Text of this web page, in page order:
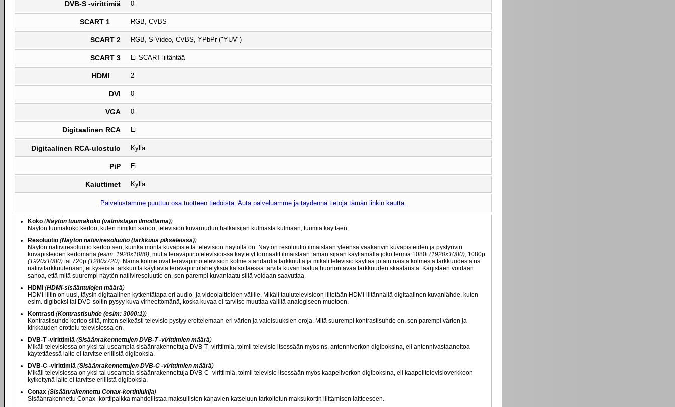
DVB-S -virittimiä 0
SCART 1 RGB, CVBS
SCART 2 RGB, S-Video, CVBS, YPbPr ("YUV")
SCART 3 Ei SCART-liitäntää
HDMI 2
DVI 0
VGA 0
Digitaalinen RCA Ei
Digitaalinen RCA-ulostulo Kyllä
PiP Ei
Kaiuttimet Kyllä
Palvelustamme puuttuu osa tuotteen tiedoista. Auta palveluamme ja täydennä tietoja tämän linkin kautta.
Koko (Näytön tuumakoko (valmistajan ilmoittama))
Näytön tuumakoko kertoo, kuten nimikin sanoo, television kuvaruudun halkaisijan kulmasta kulmaan, tuumia käyttäen.
Resoluutio (Näytön natiiviresoluutio (tarkkuus pikseleissä))
Näytön natiiviresoluutio kertoo sen, kuinka monta kuvapistettä television näytöllä on. Näytön resoluutio ilmaistaan yleensä vaakarivin kuvapisteiden ja pystyrivin
kuvapisteiden kertomana (esim. 1920x1080), mutta teräväpiirtotelevisioissa käytetyt formaatit ilmaistaan tämän sijaan käyttämällä joko termiä 1080i (1920x1080), 1080p
(1920x1080) tai 720p (1280x720). Nämä kolme ovat teräväpiirtotelevision kolme standardia tarkkuutta ja mikäli televisio käyttää jotain näistä kolmesta tarkkuudesta ns.
natiivitarkkuutenaan, ei kyseistä tarkkuutta käyttäviä teräväpiirtolähetyksiä katsottaessa tarvita kuvan laatua huonontavaa tarkkuuden skaalausta. Kärjistäen voidaan
sanoa, että mitä suurempi näytön natiiviresoluutio on, sen parempi kuvanlaatu sillä voidaan saavuttaa.
HDMI (HDMI-sisääntulojen määrä)
HDMI-liitin on uusi, täysin digitaalinen kytkentätapa eri audio- ja videolaitteiden välille. Mikäli taulutelevisioon liitetään HDMI-liitännällä digitaalinen kuvanlähde, kuten
esim. digiboksi tai DVD-soitin pysyy kuva virheettömänä, koska kuvaa ei tarvitse muuttaa välillä analogiseen muotoon.
Kontrasti (Kontrastisuhde (esim: 3000:1))
Kontrastisuhde kertoo siitä, miten selkeästi televisio pystyy erottelemaan eri värien ja valoisuuksien eroja. Mitä suurempi kontrastisuhde on, sen parempi värien ja
kirkkauden erottelu televisiossa on.
DVB-T -virittimiä (Sisäänrakennettujen DVB-T -virittimien määrä)
Mikäli televisiossa on yksi tai useampia sisäänrakennettuja DVB-T -virittimiä, toimii televisio itsessään myös ns. antenniverkon digiboksina, eli antennivastaanottoa
käytettäessä laite ei tarvitse erillistä digiboksia.
DVB-C -virittimiä (Sisäänrakennettujen DVB-C -virittimien määrä)
Mikäli televisiossa on yksi tai useampia sisäänrakennettuja DVB-C -virittimiä, toimii televisio itsessään myös kaapeliverkon digiboksina, eli kaapelitelevisioverkkoon
kytkettynä laite ei tarvitse erillistä digiboksia.
Conax (Sisäänrakennettu Conax-kortinlukija)
Sisäänrakennettu Conax -korttipaikka mahdollistaa maksullisten kanavien katseluun tarkoitetun maksukortin liittämisen laitteeseen.